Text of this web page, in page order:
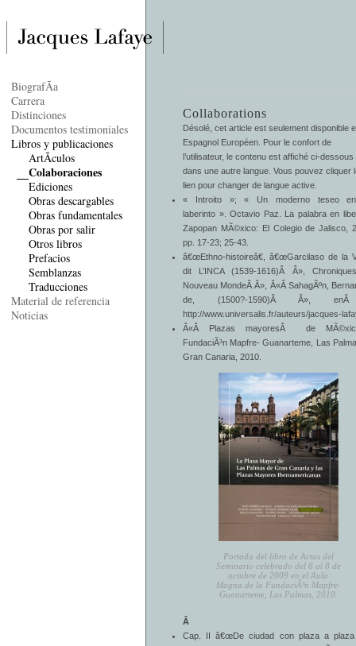
Collaborations
Désolé, cet article est seulement disponible
Espagnol Européen . Pour le confort de
l’utilisateur, le contenu est affiché ci-dessous
dans une autre langue. Vous pouvez cliquer
lien pour changer de langue active.
« Introito »; « Un moderno teseo
laberinto ». Octavio Paz. La palabra en
Zapopan MÃ©xico: El Colegio de Jalisco,
pp. 17-23; 25-43.
â€œEthno-histoireâ€, â€œGarcilaso de la
dit L’INCA (1539-1616)Â Â»,
Nouveau MondeÂ Â», Â«Â SahagÃºn,
de, (1500?-1590)Â Â»,
http://www.universalis.fr/auteurs/jacques-
Â«Â Plazas mayoresÂ de
FundaciÃ³n Mapfre- Guanarteme, Las
Gran Canaria, 2010.
Portada del libro de Actas del
Seminario celebrado del 6 al 8 de
octubre de 2009 en el Aula
Magna de la FundaciÃ³n Mapfre-
Guanarteme, Las Palmas, 2010.
Â
Cap. II â€œDe ciudad con plaza a
BiografÃ­a
Carrera
Distinciones
Documentos testimoniales
Libros y publicaciones
ArtÃ­culos
Colaboraciones
Ediciones
Obras descargables
Obras fundamentales
Obras por salir
Otros libros
Prefacios
Semblanzas
Traducciones
Material de referencia
Noticias